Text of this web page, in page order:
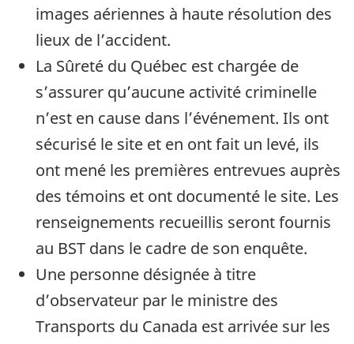
images aériennes à haute résolution des
lieux de l’accident.
La Sûreté du Québec est chargée de
s’assurer qu’aucune activité criminelle
n’est en cause dans l’événement. Ils ont
sécurisé le site et en ont fait un levé, ils
ont mené les premières entrevues auprès
des témoins et ont documenté le site. Les
renseignements recueillis seront fournis
au BST dans le cadre de son enquête.
Une personne désignée à titre
d’observateur par le ministre des
Transports du Canada est arrivée sur les